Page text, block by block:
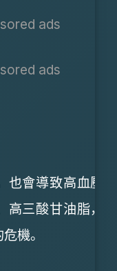
ads
ads
也會導致高血壓
高三酸甘油脂，
機。